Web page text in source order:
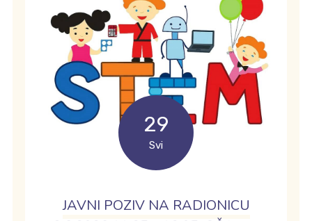
29
Svi
JAVNI POZIV NA RADIONICU